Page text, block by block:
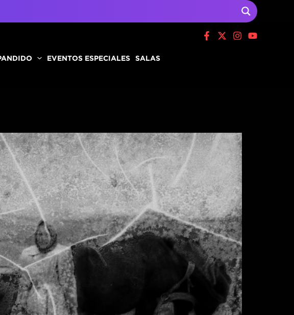
EVENTOS ESPECIALES SALAS